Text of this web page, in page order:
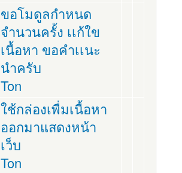
ขอโมดูลกำหนด
จำนวนครั้ง เเก้ใข
เนื้อหา ขอคำเเนะ
นำครับ
Ton
ใช้กล่องเพื่มเนื้อหา
ออกมาแสดงหน้า
เว็บ
Ton